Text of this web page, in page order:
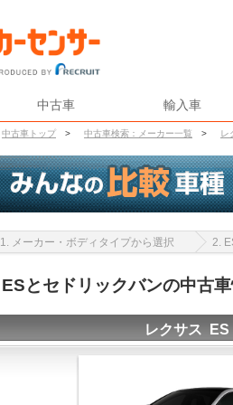
中古車 輸入車
中古車トップ > 中古車検索：メーカー一覧 > レ
1. メーカー・ボディタイプから選択 2.
ESとセドリックバンの中古
レクサス ES